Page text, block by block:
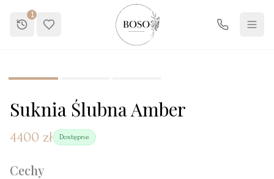
1
Suknia Ślubna Amber
4400 zł Dostępne
Cechy